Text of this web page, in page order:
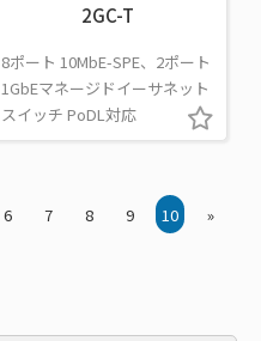
2GC-T
8ポート 10MbE-SPE、2ポート
1GbEマネージドイーサネット
スイッチ PoDL対応
6 7 8 9 10 »